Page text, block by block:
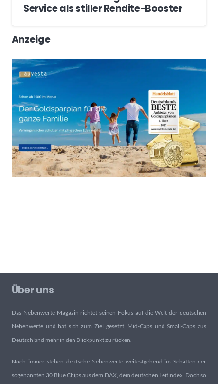
Service als stiller Rendite-Booster
Anzeige
Über uns
Das Nebenwerte Magazin richtet seinen Fokus auf die Welt der deutschen
Nebenwerte und hat sich zum Ziel gesetzt, Mid-Caps und Small-Caps aus
Deutschland mehr in den Blickpunkt zu rücken.
Noch immer stehen deutsche Nebenwerte weitestgehend im Schatten der
sogenannten 30 Blue Chips aus dem DAX, dem deutschen Leitindex. Doch so